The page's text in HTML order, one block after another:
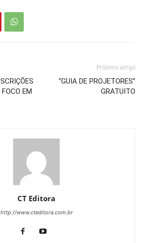
EM
Próximo artigo
“GUIA DE PROJETORES”
GRATUITO
CT Editora
http://www.cteditora.com.br